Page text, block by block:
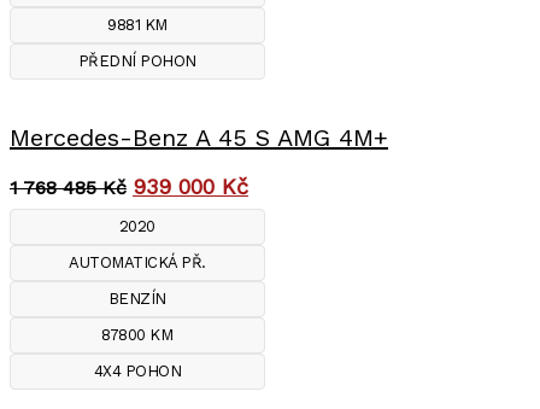
9881 KM
PŘEDNÍ POHON
Mercedes-Benz A 45 S AMG 4M+
1 768 485Kč 939 000 Kč
2020
AUTOMATICKÁ PŘ.
BENZÍN
87800 KM
4X4 POHON